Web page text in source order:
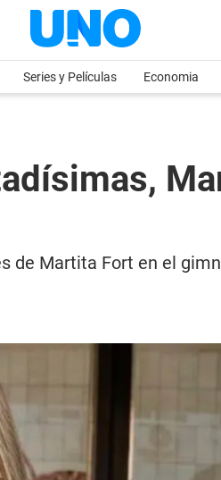
Series y Películas Economia
de Martita Fort en el